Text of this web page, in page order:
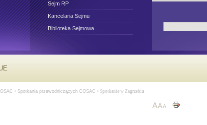
Sejm RP
Kancelaria Sejmu
Biblioteka Sejmowa
> Spotkania przewodniczących COSAC > Spotkanie w Zagrzebiu